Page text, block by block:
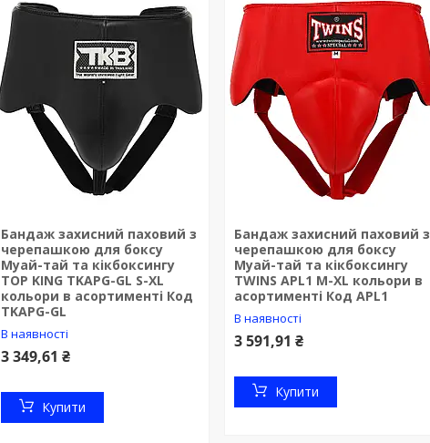
Бандаж захисний паховий з
черепашкою для боксу
Муай-тай та кікбоксингу
TOP KING TKAPG-GL S-XL
кольори в асортименті Код
TKAPG-GL
В наявності
3 349,61 ₴
Купити
Бандаж захисний паховий з
черепашкою для боксу
Муай-тай та кікбоксингу
TWINS APL1 M-XL кольори в
асортименті Код APL1
В наявності
3 591,91 ₴
Купити